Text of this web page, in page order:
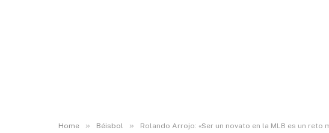
Home » Béisbol » Rolando Arrojo: «Ser un novato en la MLB es un reto muy alto para